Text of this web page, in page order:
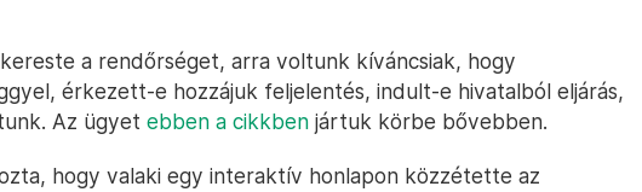
a rendőrséget, arra voltunk kíváncsiak, hogy
érkezett-e hozzájuk feljelentés, indult-e hivatalból eljárás,
Az ügyet ebben a cikkben jártuk körbe bővebben.
hogy valaki egy interaktív honlapon közzétette az